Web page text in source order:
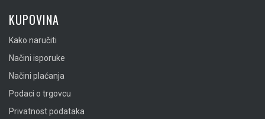
KUPOVINA
Kako naručiti
Načini isporuke
Načini plaćanja
Podaci o trgovcu
Privatnost podataka